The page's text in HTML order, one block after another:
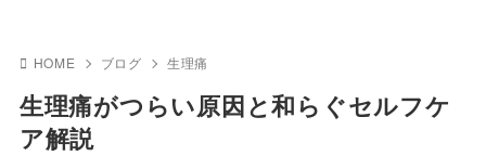
HOME ブログ 生理痛
生理痛がつらい原因と和らぐセルフケ
ア解説